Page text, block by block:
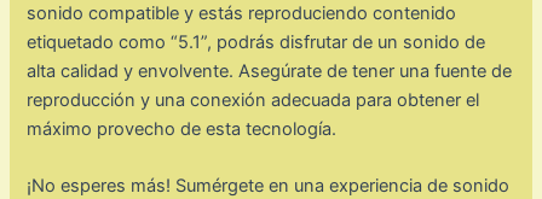
sonido compatible y estás reproduciendo contenido
etiquetado como “5.1”, podrás disfrutar de un sonido de
alta calidad y envolvente. Asegúrate de tener una fuente de
reproducción y una conexión adecuada para obtener el
máximo provecho de esta tecnología.
¡No esperes más! Sumérgete en una experiencia de sonido